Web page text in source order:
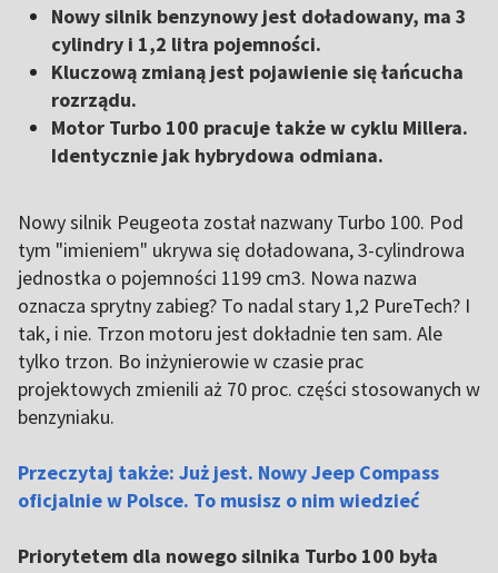
Nowy silnik benzynowy jest doładowany, ma 3
cylindry i 1,2 litra pojemności.
Kluczową zmianą jest pojawienie się łańcucha
rozrządu.
Motor Turbo 100 pracuje także w cyklu Millera.
Identycznie jak hybrydowa odmiana.
Nowy silnik Peugeota został nazwany Turbo 100. Pod
tym "imieniem" ukrywa się doładowana, 3-cylindrowa
jednostka o pojemności 1199 cm3. Nowa nazwa
oznacza sprytny zabieg? To nadal stary 1,2 PureTech? I
tak, i nie. Trzon motoru jest dokładnie ten sam. Ale
tylko trzon. Bo inżynierowie w czasie prac
projektowych zmienili aż 70 proc. części stosowanych w
benzyniaku.
Przeczytaj także: Już jest. Nowy Jeep Compass
oficjalnie w Polsce. To musisz o nim wiedzieć
Priorytetem dla nowego silnika Turbo 100 była